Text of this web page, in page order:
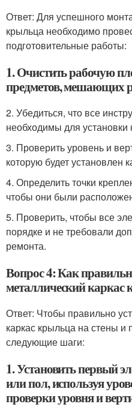
Ответ: Для успешного
крыльца необходимо
подготовительные работы:
1. Очистить рабочую
предметов, мешающих
2. Убедиться, что все
необходимы для установки
3. Проверить уровень и
которую будет установлен
4. Определить точки
чтобы они были
5. Проверить, чтобы все
порядке и не требовали
ремонта.
Вопрос 4: Как
металлический каркас
Ответ: Чтобы правильно
каркас крыльца на стены и
следующие шаги:
1. Установить первый
или пол, используя
проверки уровня и